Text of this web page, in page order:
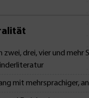
drei, vier und mehr
mit mehrsprachiger,